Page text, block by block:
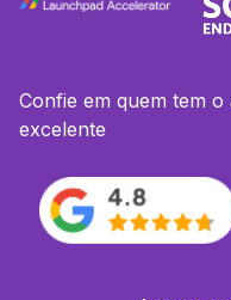
Confie em quem tem
excelente